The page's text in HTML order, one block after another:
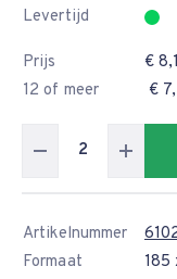
Levertijd
Prijs
€
12 of meer
€
Artikelnummer
Formaat
185